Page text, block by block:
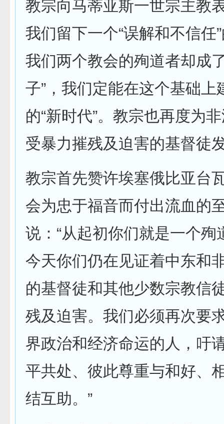
教宗向马蒂亚斯一世宗主教
我们留下一个“误解和不信任
我们两个教会的殉道者却成
子”，我们定能在这个基础上
的“新时代”。教宗也再度为
受暴力摧残及迫害的基督徒
教宗首先赞许埃塞俄比亚台
会为忠于福音而付出流血的
说：“从起初你们就是一个殉
今天你们仍在见证着中东和
的基督徒和其他少数宗教信
残及迫害。我们必须再次要
界政治和经济命运的人，吁
平共处、彼此尊重与和好、
结互助。”